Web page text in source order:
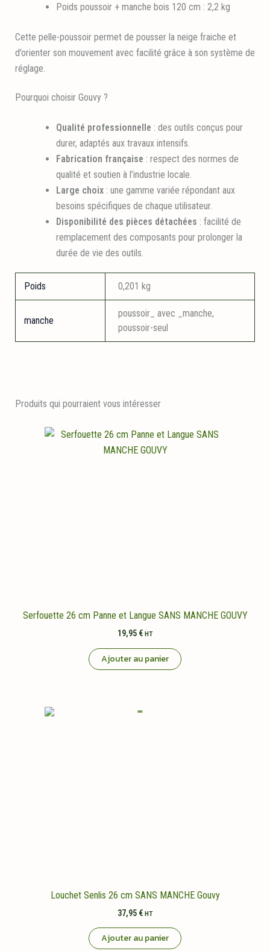
Poids poussoir + manche bois 120 cm : 2,2 kg
Cette pelle-poussoir permet de pousser la neige fraiche et
d’orienter son mouvement avec facilité grâce à son système de
réglage.
Pourquoi choisir Gouvy ?
Qualité professionnelle : des outils conçus pour
durer, adaptés aux travaux intensifs.
Fabrication française : respect des normes de
qualité et soutien à l’industrie locale.
Large choix: une gamme variée répondant aux
besoins spécifiques de chaque utilisateur.
Disponibilité des pièces détachées : facilité de
remplacement des composants pour prolonger la
durée de vie des outils.
Poids 0,201 kg
manche
poussoir_ avec _manche,
poussoir-seul
Produits qui pourraient vous intéresser
Serfouette 26 cm Panne et Langue SANS MANCHE GOUVY
19,95 € HT
Ajouter au panier
Louchet Senlis 26 cm SANS MANCHE Gouvy
37,95 € HT
Ajouter au panier